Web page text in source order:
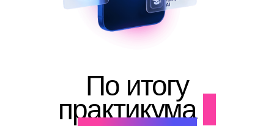
По итогу
практикума